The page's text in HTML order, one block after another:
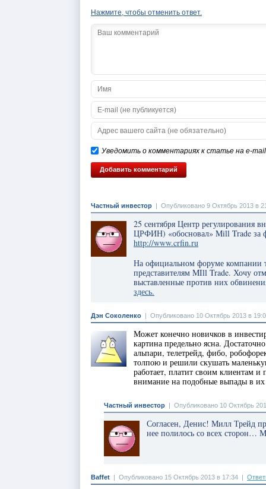
Нажмите, чтобы отменить ответ.
Уведомить о комментариях к статье на e-mail
Частный инвестор | Опубликовано 9 Октябрь 2013 в
25 сентября Центр регулирования
ЦРФИН) «обосновал» Mill Trade за
http://www.crfin.ru
На официальном форуме компании
представителям MIll Trade. Хочу
выставленные против них
здесь.
Дэн Соколенко | Опубликовано 10 Октябрь 2013 в
Может конечно новичков в
картина предельно ясна.
альпари, телетрейд, фибо,
толпою и решили скушать
работает, платит своим клиентам
внимание на подобные выпады в их
Частный инвестор | Опубликовано 10 Октябрь
Согласен, Денис! Милл Трейд
нее полилось со всех сторон…
Baffet | Опубликовано 15 Октябрь 2013 в 17:34 |